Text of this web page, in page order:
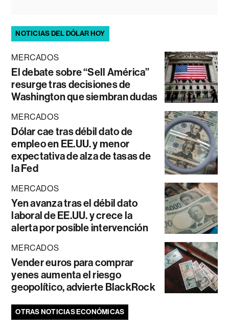
NOTICIAS DEL DÓLAR HOY
MERCADOS
El debate sobre “Sell América”
resurge tras decisiones de
Washington que siembran dudas
MERCADOS
Dólar cae tras débil dato de
empleo en EE.UU. y menor
expectativa de alza de tasas de
la Fed
MERCADOS
Yen avanza tras el débil dato
laboral de EE.UU. y crece la
alerta por posible intervención
MERCADOS
Vender euros para comprar
yenes aumenta el riesgo
geopolítico, advierte BlackRock
OTRAS NOTICIAS ECONÓMICAS